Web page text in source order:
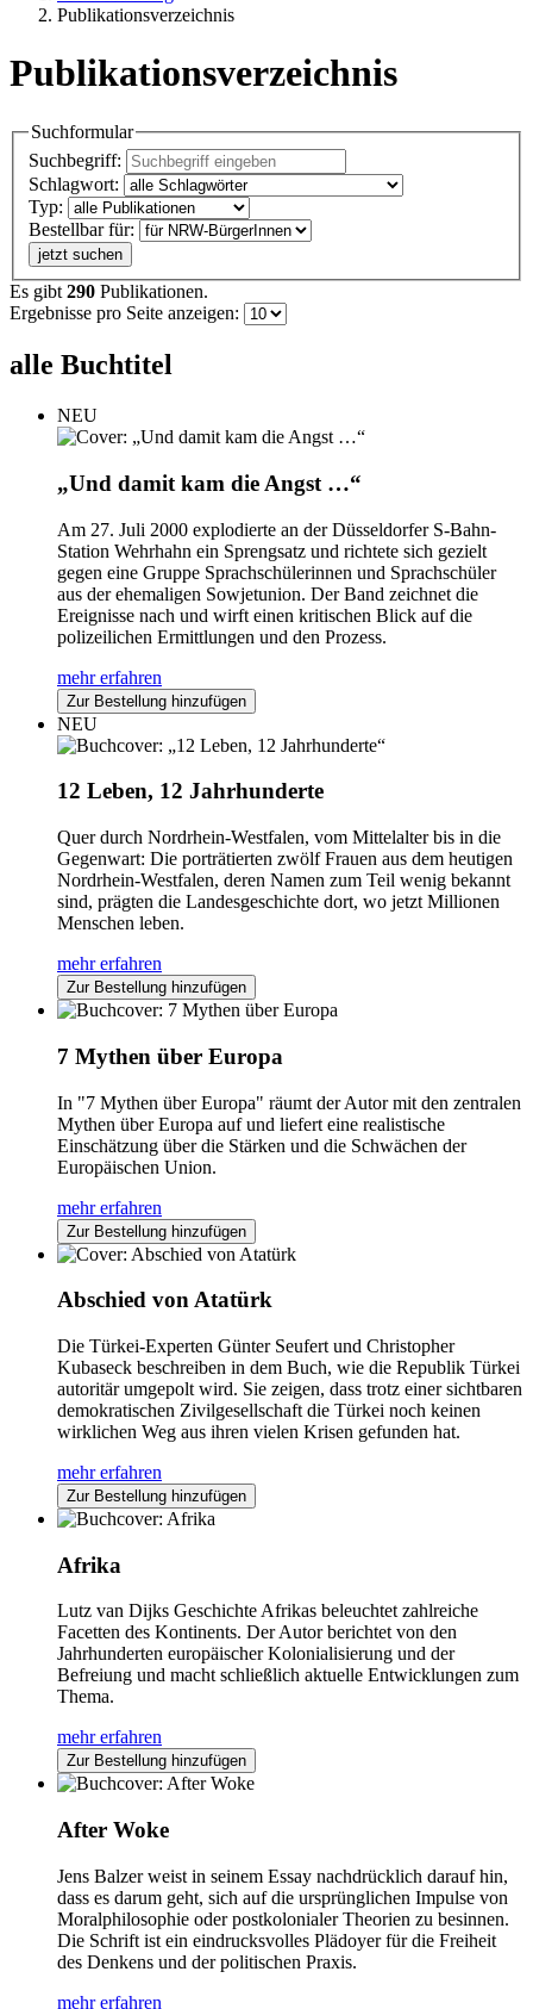
Publikationsverzeichnis
Publikationsverzeichnis
Suchformular
Suchbegriff:
Schlagwort:
Typ:
Bestellbar für:
jetzt suchen
Es gibt 290 Publikationen.
Ergebnisse pro Seite anzeigen:
alle Buchtitel
NEU
„Und damit kam die Angst …“
Am 27. Juli 2000 explodierte an der Düsseldorfer S-Bahn-
Station Wehrhahn ein Sprengsatz und richtete sich gezielt
gegen eine Gruppe Sprachschülerinnen und Sprachschüler
aus der ehemaligen Sowjetunion. Der Band zeichnet die
Ereignisse nach und wirft einen kritischen Blick auf die
polizeilichen Ermittlungen und den Prozess.
mehr erfahren
Zur Bestellung hinzufügen
NEU
12 Leben, 12 Jahrhunderte
Quer durch Nordrhein-Westfalen, vom Mittelalter bis in die
Gegenwart: Die porträtierten zwölf Frauen aus dem heutigen
Nordrhein-Westfalen, deren Namen zum Teil wenig bekannt
sind, prägten die Landesgeschichte dort, wo jetzt Millionen
Menschen leben.
mehr erfahren
Zur Bestellung hinzufügen
7 Mythen über Europa
In "7 Mythen über Europa" räumt der Autor mit den zentralen
Mythen über Europa auf und liefert eine realistische
Einschätzung über die Stärken und die Schwächen der
Europäischen Union.
mehr erfahren
Zur Bestellung hinzufügen
Abschied von Atatürk
Die Türkei-Experten Günter Seufert und Christopher
Kubaseck beschreiben in dem Buch, wie die Republik Türkei
autoritär umgepolt wird. Sie zeigen, dass trotz einer sichtbaren
demokratischen Zivilgesellschaft die Türkei noch keinen
wirklichen Weg aus ihren vielen Krisen gefunden hat.
mehr erfahren
Zur Bestellung hinzufügen
Afrika
Lutz van Dijks Geschichte Afrikas beleuchtet zahlreiche
Facetten des Kontinents. Der Autor berichtet von den
Jahrhunderten europäischer Kolonialisierung und der
Befreiung und macht schließlich aktuelle Entwicklungen zum
Thema.
mehr erfahren
Zur Bestellung hinzufügen
After Woke
Jens Balzer weist in seinem Essay nachdrücklich darauf hin,
dass es darum geht, sich auf die ursprünglichen Impulse von
Moralphilosophie oder postkolonialer Theorien zu besinnen.
Die Schrift ist ein eindrucksvolles Plädoyer für die Freiheit
des Denkens und der politischen Praxis.
mehr erfahren